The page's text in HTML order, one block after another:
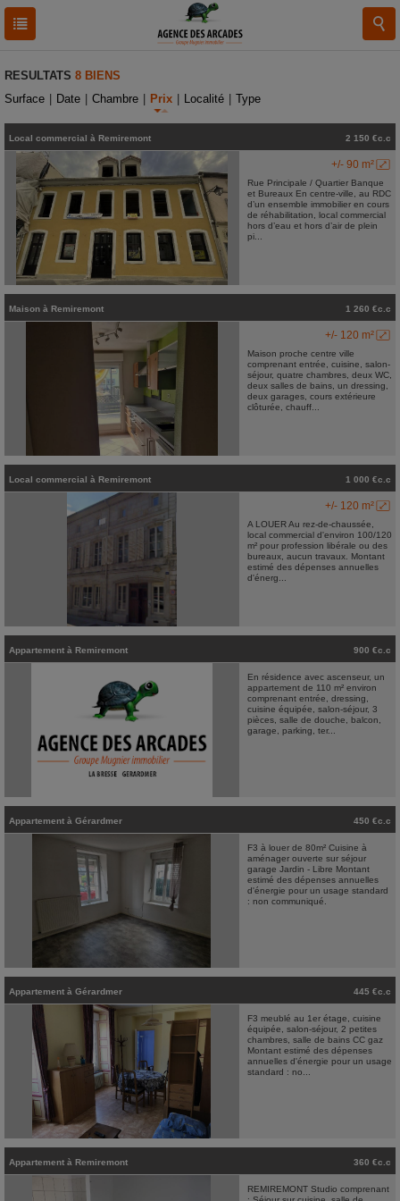
RESULTATS 8 BIENS
Surface
Date Chambre Prix Localité Type
Local commercial à Remiremont 2 150 €c.c
+/- 90 m²
Rue Principale / Quartier Banque
et Bureaux En centre-ville, au RDC
d’un ensemble immobilier en cours
de réhabilitation, local commercial
hors d’eau et hors d’air de plein
pi...
Maison à Remiremont 1 260 €c.c
+/- 120 m²
Maison proche centre ville
comprenant entrée, cuisine, salon-
séjour, quatre chambres, deux WC,
deux salles de bains, un dressing,
deux garages, cours extérieure
clôturée, chauff...
Local commercial à Remiremont 1 000 €c.c
+/- 120 m²
A LOUER Au rez-de-chaussée,
local commercial d'environ 100/120
m² pour profession libérale ou des
bureaux, aucun travaux. Montant
estimé des dépenses annuelles
d'énerg...
Appartement à Remiremont 900 €c.c
En résidence avec ascenseur, un
appartement de 110 m² environ
comprenant entrée, dressing,
cuisine équipée, salon-séjour, 3
pièces, salle de douche, balcon,
garage, parking, ter...
Appartement à Gérardmer 450 €c.c
F3 à louer de 80m² Cuisine à
aménager ouverte sur séjour
garage Jardin - Libre Montant
estimé des dépenses annuelles
d'énergie pour un usage standard
: non communiqué.
Appartement à Gérardmer 445 €c.c
F3 meublé au 1er étage, cuisine
équipée, salon-séjour, 2 petites
chambres, salle de bains CC gaz
Montant estimé des dépenses
annuelles d'énergie pour un usage
standard : no...
Appartement à Remiremont 360 €c.c
REMIREMONT Studio comprenant